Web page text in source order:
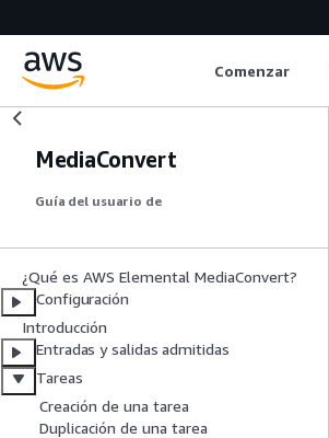
Comenzar
MediaConvert
Guía del usuario de
¿Qué es AWS Elemental MediaConvert?
Configuración
Introducción
Entradas y salidas admitidas
Tareas
Creación de una tarea
Duplicación de una tarea